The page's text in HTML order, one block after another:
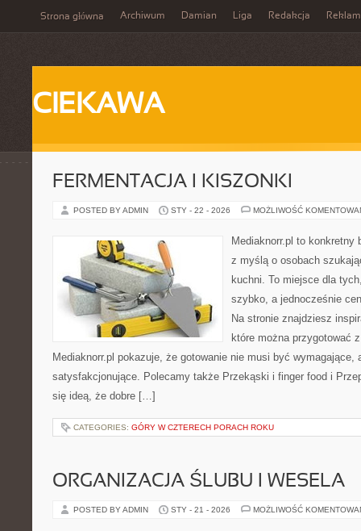
Strona główna Archiwum Damian Liga Redakcja
CIEKAWA
FERMENTACJA I KISZONKI
POSTED BY ADMIN STY - 22 - 2026 MOŻLIWOŚĆ
Mediaknorr.pl to konkretny
z myślą o osobach
kuchni. To miejsce dla
szybko, a jednocześnie
Na stronie znajdziesz
które można przygotować
Mediaknorr.pl pokazuje, że gotowanie nie musi być wymagające,
satysfakcjonujące. Polecamy także Przekąski i finger food i
się ideą, że dobre […]
CATEGORIES: GÓRY W CZTERECH PORACH ROKU
ORGANIZACJA ŚLUBU I WESELA
POSTED BY ADMIN STY - 21 - 2026 MOŻLIWOŚĆ